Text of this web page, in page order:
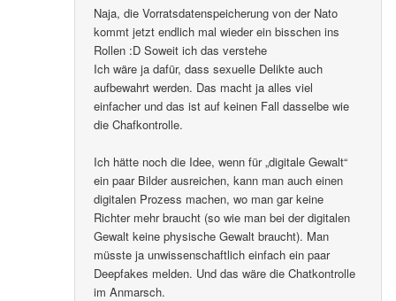
Naja, die Vorratsdatenspeicherung von der Nato
kommt jetzt endlich mal wieder ein bisschen ins
Rollen :D Soweit ich das verstehe
Ich wäre ja dafür, dass sexuelle Delikte auch
aufbewahrt werden. Das macht ja alles viel
einfacher und das ist auf keinen Fall dasselbe wie
die Chafkontrolle.
Ich hätte noch die Idee, wenn für „digitale Gewalt“
ein paar Bilder ausreichen, kann man auch einen
digitalen Prozess machen, wo man gar keine
Richter mehr braucht (so wie man bei der digitalen
Gewalt keine physische Gewalt braucht). Man
müsste ja unwissenschaftlich einfach ein paar
Deepfakes melden. Und das wäre die Chatkontrolle
im Anmarsch.